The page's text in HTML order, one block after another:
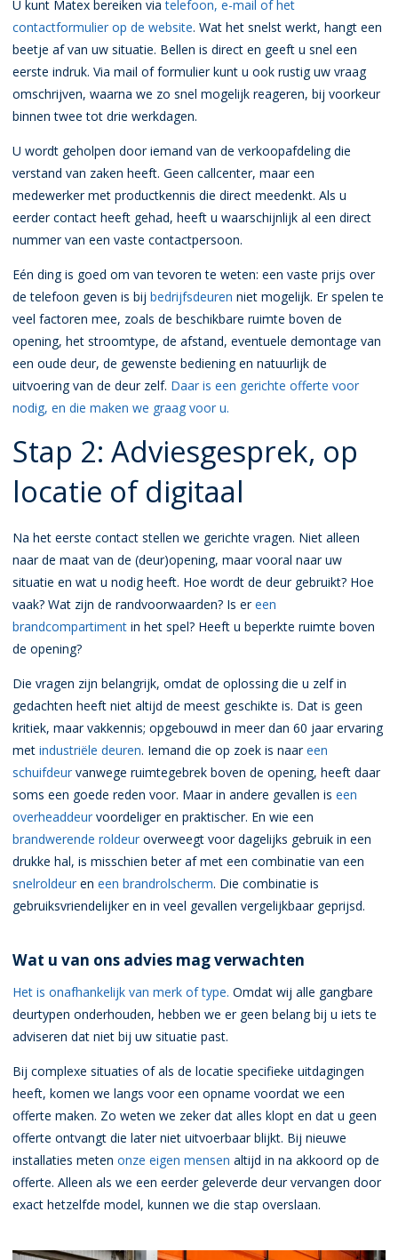
U kunt Matex bereiken viatelefoon, e-mail of het
contactformulier op de website. Wat het snelst werkt, hangt een
beetje af van uw situatie. Bellen is direct en geeft u snel een
eerste indruk. Via mail of formulier kunt u ook rustig uw vraag
omschrijven, waarna we zo snel mogelijk reageren, bij voorkeur
binnen twee tot drie werkdagen.
U wordt geholpen door iemand van de verkoopafdeling die
verstand van zaken heeft. Geen callcenter, maar een
medewerker met productkennis die direct meedenkt. Als u
eerder contact heeft gehad, heeft u waarschijnlijk al een direct
nummer van een vaste contactpersoon.
Eén ding is goed om van tevoren te weten: een vaste prijs over
de telefoon geven is bij bedrijfsdeuren niet mogelijk. Er spelen te
veel factoren mee, zoals de beschikbare ruimte boven de
opening, het stroomtype, de afstand, eventuele demontage van
een oude deur, de gewenste bediening en natuurlijk de
uitvoering van de deur zelf. Daar is een gerichte offerte voor
nodig, en die maken we graag voor u.
Stap 2: Adviesgesprek, op
locatie of digitaal
Na het eerste contact stellen we gerichte vragen. Niet alleen
naar de maat van de (deur)opening, maar vooral naar uw
situatie en wat u nodig heeft. Hoe wordt de deur gebruikt? Hoe
vaak? Wat zijn de randvoorwaarden? Is ereen
brandcompartiment in het spel? Heeft u beperkte ruimte boven
de opening?
Die vragen zijn belangrijk, omdat de oplossing die u zelf in
gedachten heeft niet altijd de meest geschikte is. Dat is geen
kritiek, maar vakkennis; opgebouwd in meer dan 60 jaar ervaring
met industriële deuren. Iemand die op zoek is naareen
schuifdeur vanwege ruimtegebrek boven de opening, heeft daar
soms een goede reden voor. Maar in andere gevallen is een
overheaddeur voordeliger en praktischer. En wie een
brandwerende roldeur overweegt voor dagelijks gebruik in een
drukke hal, is misschien beter af met een combinatie van een
snelroldeur en een brandrolscherm. Die combinatie is
gebruiksvriendelijker en in veel gevallen vergelijkbaar geprijsd.
Wat u van ons advies mag verwachten
Het is onafhankelijk van merk of type. Omdat wij alle gangbare
deurtypen onderhouden, hebben we er geen belang bij u iets te
adviseren dat niet bij uw situatie past.
Bij complexe situaties of als de locatie specifieke uitdagingen
heeft, komen we langs voor een opname voordat we een
offerte maken. Zo weten we zeker dat alles klopt en dat u geen
offerte ontvangt die later niet uitvoerbaar blijkt. Bij nieuwe
installaties meten onze eigen mensen altijd in na akkoord op de
offerte. Alleen als we een eerder geleverde deur vervangen door
exact hetzelfde model, kunnen we die stap overslaan.